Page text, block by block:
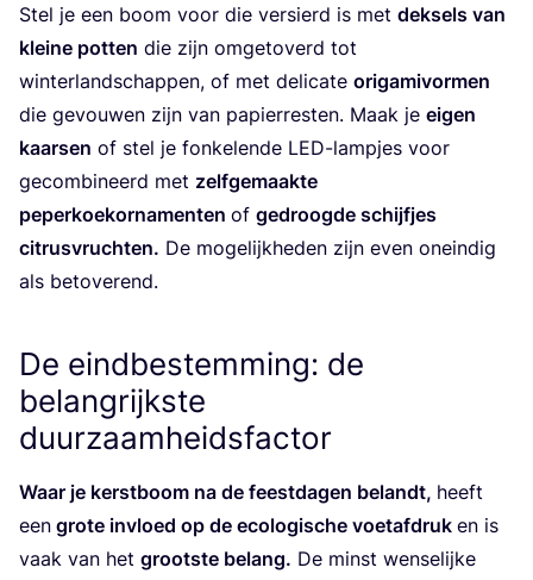
Stel je een boom voor die ver­sierd is met dek­sels van
klei­ne pot­ten die zijn omge­to­verd tot
win­ter­land­schap­pen, of met deli­ca­te ori­ga­mi­vor­men
die gevou­wen zijn van papier­res­ten. Maak je eigen
kaar­sen of stel je fon­ke­len­de LED-lamp­jes voor
gecom­bi­neerd met zelf­ge­maak­te
peper­koe­kor­na­men­ten of gedroog­de schijf­jes
citrus­vruch­ten. De moge­lijk­he­den zijn even onein­dig
als betoverend.
De eindbestemming: de
belangrijkste
duurzaamheidsfactor
Waar je kerst­boom na de feest­da­gen belandt, heeft
een gro­te invloed op de eco­lo­gi­sche voet­af­druk en is
vaak van het groot­ste belang. De minst wen­se­lij­ke